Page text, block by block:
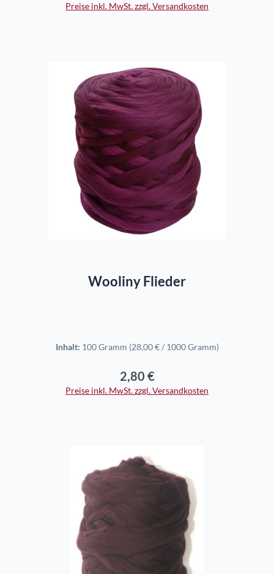
Preise inkl. MwSt. zzgl. Versandkosten
In den Warenkorb
Wooliny Flieder
Inhalt: 100 Gramm (28,00 € / 1000 Gramm)
Regulärer Preis:
2,80 €
Preise inkl. MwSt. zzgl. Versandkosten